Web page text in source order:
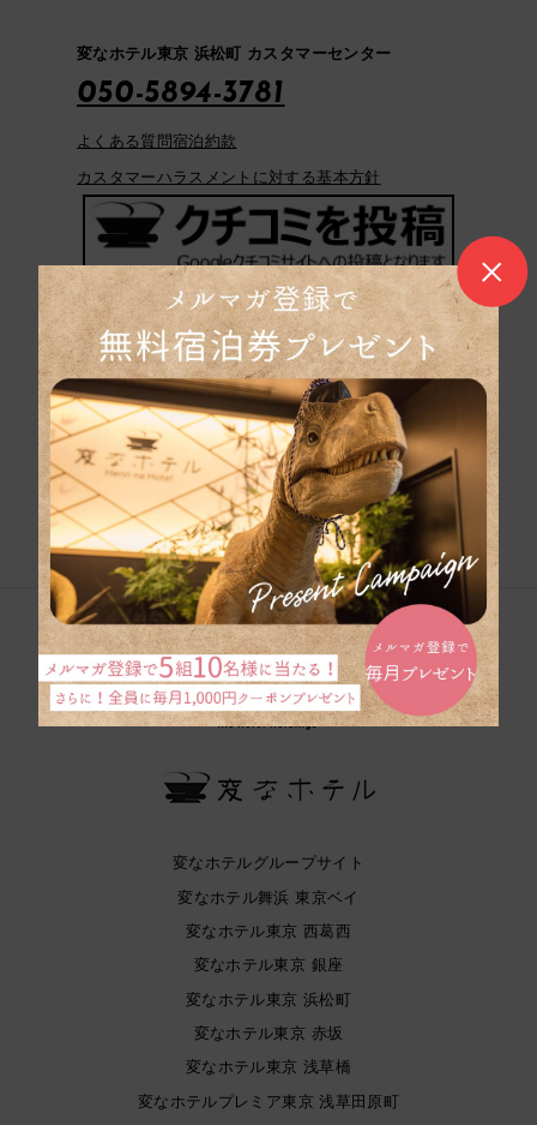
変なホテル東京 浜松町 カスタマーセンター
050-5894-3781
よくある質問宿泊約款
カスタマーハラスメントに対する基本方針
団体旅行のお問い合
わせ
パンフレットはこち
ら
変なホテルグループサイト
変なホテル舞浜 東京ベイ
変なホテル東京 西葛西
変なホテル東京 銀座
変なホテル東京 浜松町
変なホテル東京 赤坂
変なホテル東京 浅草橋
変なホテルプレミア東京 浅草田原町